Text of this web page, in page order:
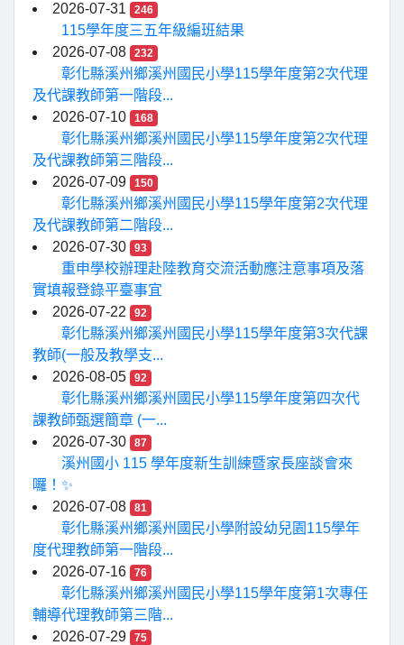
2026-07-31 246
115學年度三五年級編班結果
2026-07-08
232
彰化縣溪州鄉溪州國民小學115學年度第2次代理
及代課教師第一階段...
2026-07-10
168
彰化縣溪州鄉溪州國民小學115學年度第2次代理
及代課教師第三階段...
2026-07-09
150
彰化縣溪州鄉溪州國民小學115學年度第2次代理
及代課教師第二階段...
2026-07-30
93
重申學校辦理赴陸教育交流活動應注意事項及落
實填報登錄平臺事宜
2026-07-22
92
彰化縣溪州鄉溪州國民小學115學年度第3次代課
教師(一般及教學支...
2026-08-05
92
彰化縣溪州鄉溪州國民小學115學年度第四次代
課教師甄選簡章 (一...
2026-07-30
87
溪州國小 115 學年度新生訓練暨家長座談會來
囉！✨
2026-07-08
81
彰化縣溪州鄉溪州國民小學附設幼兒園115學年
度代理教師第一階段...
2026-07-16
76
彰化縣溪州鄉溪州國民小學115學年度第1次專任
輔導代理教師第三階...
2026-07-29
75